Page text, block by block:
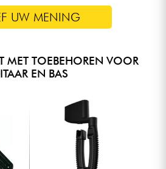
UW MENING
MET TOEBEHOREN VOOR
EN BAS